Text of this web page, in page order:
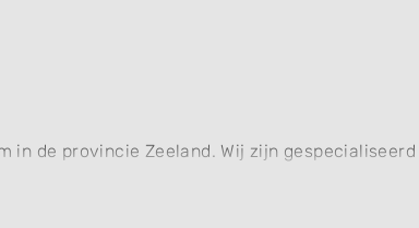
in de provincie Zeeland. Wij zijn gespecialiseerd
Voor zowel kleine als grote tuinwerkzaamheden